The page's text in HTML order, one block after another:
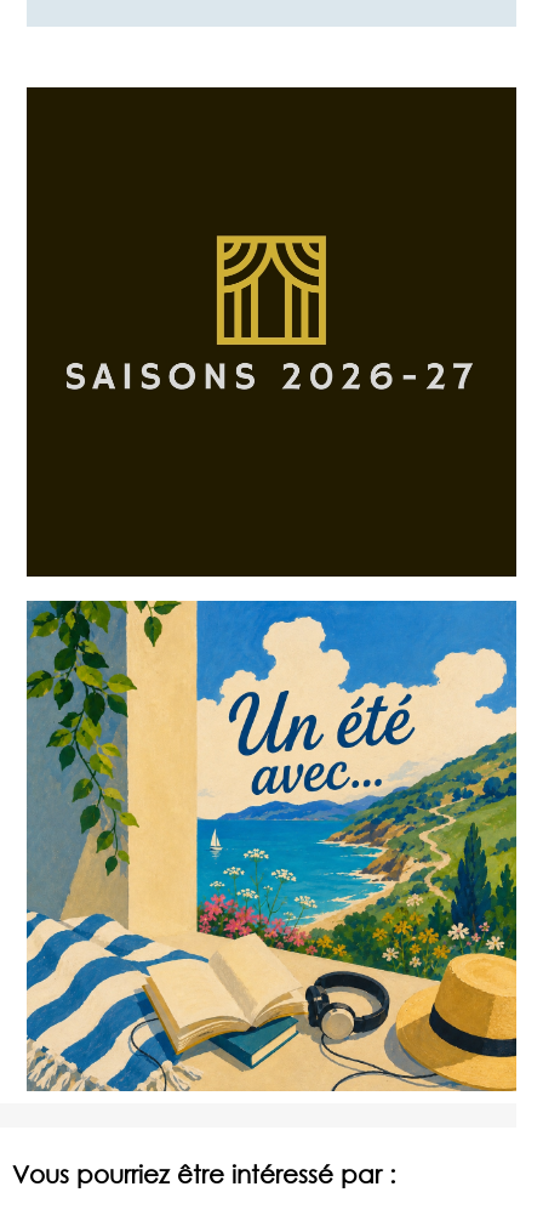
Vous pourriez être intéressé par :